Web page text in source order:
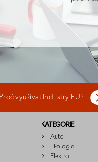
Proč využívat Industry-EU?
KATEGORIE
Auto
Ekologie
Elektro